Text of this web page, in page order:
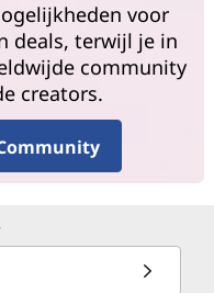
voor
deals, terwijl je in
community
creators.